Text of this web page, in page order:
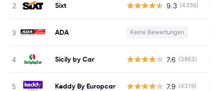
Sixt 9.3 (4356)
ADA Keine Bewertungen
Sicily by Car 7.6 (3863)
Keddy By Europcar 7.9 (4319)